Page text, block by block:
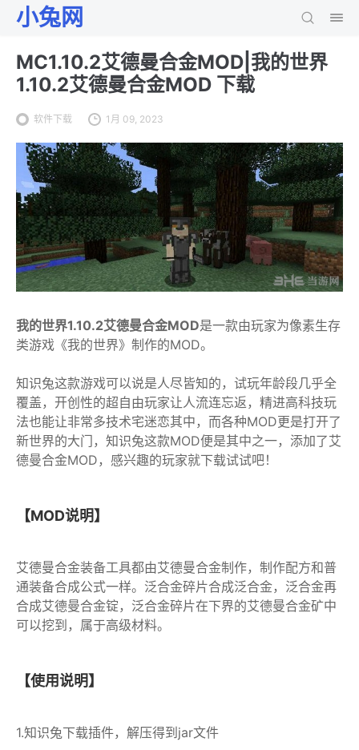
小兔网
MC1.10.2艾德曼合金MOD|我的世界
1.10.2艾德曼合金MOD 下载
软件下载 1月 09, 2023
我的世界1.10.2艾德曼合金MOD是一款由玩家为像素生存
类游戏《我的世界》制作的MOD。
知识兔这款游戏可以说是人尽皆知的，试玩年龄段几乎全
覆盖，开创性的超自由玩家让人流连忘返，精进高科技玩
法也能让非常多技术宅迷恋其中，而各种MOD更是打开了
新世界的大门，知识兔这款MOD便是其中之一，添加了艾
德曼合金MOD，感兴趣的玩家就下载试试吧！
【MOD说明】
艾德曼合金装备工具都由艾德曼合金制作，制作配方和普
通装备合成公式一样。泛合金碎片合成泛合金，泛合金再
合成艾德曼合金锭，泛合金碎片在下界的艾德曼合金矿中
可以挖到，属于高级材料。
【使用说明】
1.知识兔下载插件，解压得到jar文件